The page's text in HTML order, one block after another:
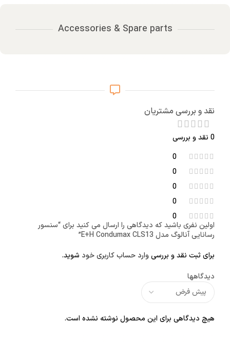
Accessories & Spare parts
نقد و بررسی مشتریان
0 نقد و بررسی
0
0
0
0
0
دیدگاهها
هیچ دیدگاهی برای این محصول نوشته نشده است.
اولین نفری باشید که دیدگاهی را ارسال می کنید برای “سنسور
رسانایی آنالوگ مدل E+H Condumax CLS13”
برای ثبت نقد و بررسیوارد حساب کاربری خود شوید.